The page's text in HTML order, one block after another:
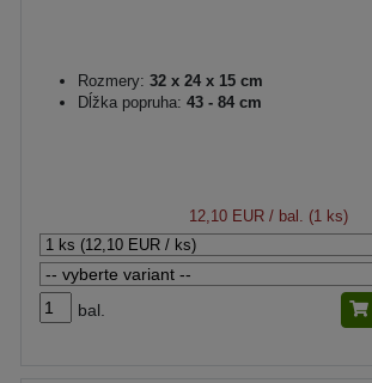
Rozmery: 32 x 24 x 15 cm
Dĺžka popruha: 43 - 84 cm
12,10 EUR/ bal. (1 ks)
bal.